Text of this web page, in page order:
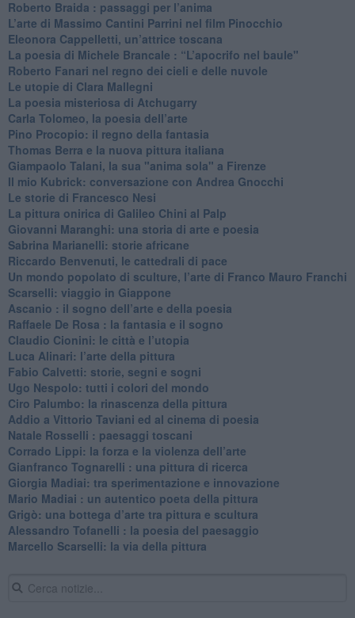
​Roberto Braida : passaggi per l’anima
​L’arte di Massimo Cantini Parrini nel film Pinocchio
Eleonora Cappelletti, un’attrice toscana
​La poesia di Michele Brancale : “L’apocrifo nel baule"
Roberto Fanari nel regno dei cieli e delle nuvole
Le utopie di Clara Mallegni
​La poesia misteriosa di Atchugarry
Carla Tolomeo, la poesia dell’arte
Pino Procopio: il regno della fantasia
Thomas Berra e la nuova pittura italiana
Giampaolo Talani, la sua "anima sola" a Firenze
Il mio Kubrick: conversazione con Andrea Gnocchi
Le storie di Francesco Nesi
​La pittura onirica di Galileo Chini al Palp
​Giovanni Maranghi: una storia di arte e poesia
Sabrina Marianelli: storie africane
​Riccardo Benvenuti, le cattedrali di pace
​Un mondo popolato di sculture, l’arte di Franco Mauro Franchi
​Scarselli: viaggio in Giappone
​Ascanio : il sogno dell’arte e della poesia
Raffaele De Rosa : la fantasia e il sogno
​Claudio Cionini: le città e l’utopia
Luca Alinari: l’arte della pittura
​Fabio Calvetti: storie, segni e sogni
Ugo Nespolo: tutti i colori del mondo
​Ciro Palumbo: la rinascenza della pittura
​Addio a Vittorio Taviani ed al cinema di poesia
​Natale Rosselli : paesaggi toscani
​Corrado Lippi: la forza e la violenza dell’arte
Gianfranco Tognarelli : una pittura di ricerca
Giorgia Madiai: tra sperimentazione e innovazione
Mario Madiai : un autentico poeta della pittura
Grigò: una bottega d’arte tra pittura e scultura
Alessandro Tofanelli : la poesia del paesaggio
​Marcello Scarselli: la via della pittura